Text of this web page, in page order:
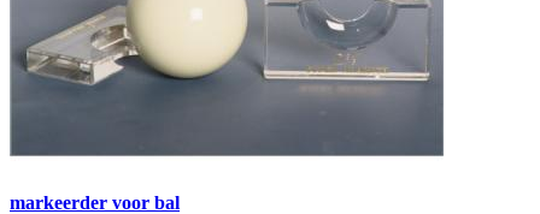
markeerder voor bal